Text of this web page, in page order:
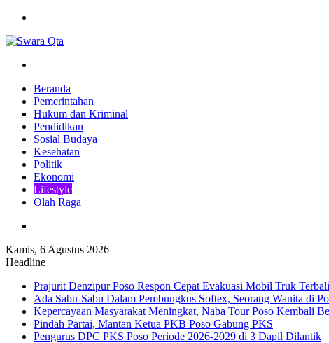
Beranda
Pemerintahan
Hukum dan Kriminal
Pendidikan
Sosial Budaya
Kesehatan
Politik
Ekonomi
Lifestyle
Olah Raga
Kamis, 6 Agustus 2026
Headline
Prajurit Denzipur Poso Respon Cepat Evakuasi Mobil Truk
Ada Sabu-Sabu Dalam Pembungkus Softex, Seorang Wanita di
Kepercayaan Masyarakat Meningkat, Naba Tour Poso Kembali
Pindah Partai, Mantan Ketua PKB Poso Gabung PKS
Pengurus DPC PKS Poso Periode 2026-2029 di 3 Dapil Dilantik